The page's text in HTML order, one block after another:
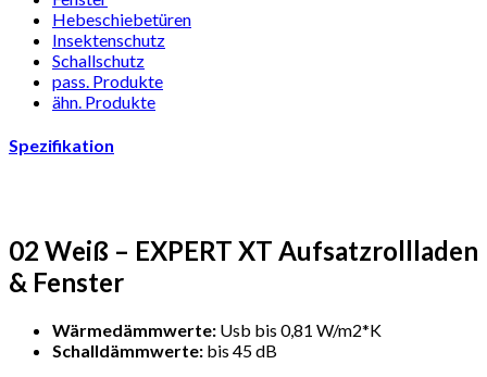
Hebeschiebetüren
Insektenschutz
Schallschutz
pass. Produkte
ähn. Produkte
Spezifikation
02 Weiß – EXPERT XT Aufsatzrollladen
& Fenster
Wärmedämmwerte: Usb bis 0,81 W/m2*K
Schalldämmwerte: bis 45 dB